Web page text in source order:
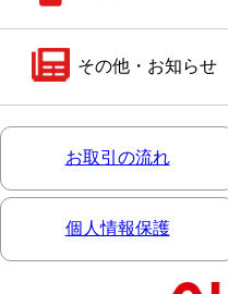
その他・お知らせ
お取引の流れ
個人情報保護